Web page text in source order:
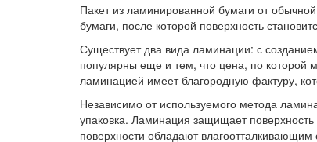
Пакет из ламинированной бумаги от
бумаги, после которой поверхность
Существует два вида ламинации: с
популярны еще и тем, что цена, по которой
ламинацией имеет благородную фактуру,
Независимо от используемого метода
упаковка. Ламинация защищает
поверхности обладают